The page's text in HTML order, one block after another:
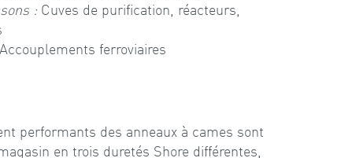
:Cuves de purification, réacteurs,
ferroviaires
performants des anneaux à cames sont
en trois duretés Shore différentes,